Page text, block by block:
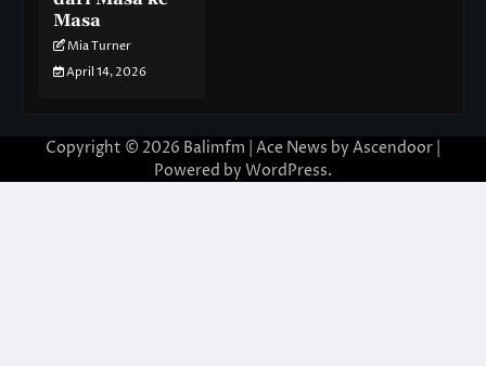
Masa
Mia Turner
April 14, 2026
Copyright © 2026 Balimfm | Ace News by Ascendoor
Powered by WordPress.